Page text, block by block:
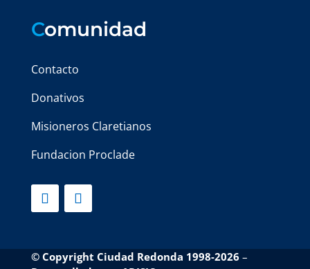
Comunidad
Contacto
Donativos
Misioneros Claretianos
Fundacion Proclade
© Copyright Ciudad Redonda 1998-2026 –